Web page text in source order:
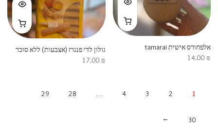
אלפחורס אישית tamarai
14.00 ₪
גולון לדי פנגרז (אצבעות) ללא סוכר
17.00 ₪
1
2
3
4
…
28
29
30
→